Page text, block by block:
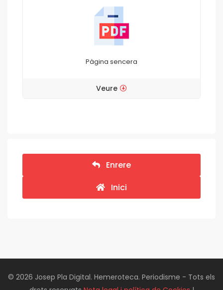
Pàgina sencera
Veure
Enrere
Inici
© 2026 Josep Pla Digital. Hemeroteca. Periodisme - Tots els